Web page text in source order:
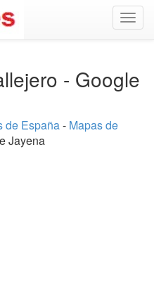
- Google
de España- Mapas de
Jayena